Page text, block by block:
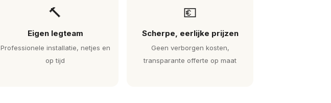
🔨
Eigen legteam
Professionele installatie, netjes en
op tijd
💶
Scherpe, eerlijke prijzen
Geen verborgen kosten,
transparante offerte op maat